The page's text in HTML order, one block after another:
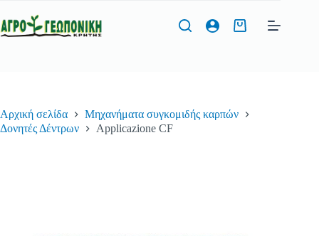
στο
περιεχόμενο
Όνομα*
Καλάθι
Αρχική σελίδα
Μηχανήματα συγκομιδής καρπών
Δονητές Δέντρων
Applicazione CF